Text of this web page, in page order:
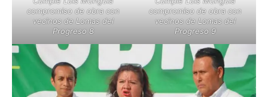
compromiso de obra con
vecinos de Lomas del
Progreso 8
compromiso de obra con
vecinos de Lomas del
Progreso 9